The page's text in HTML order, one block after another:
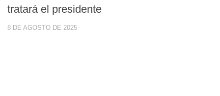
tratará el presidente
8 DE AGOSTO DE 2025